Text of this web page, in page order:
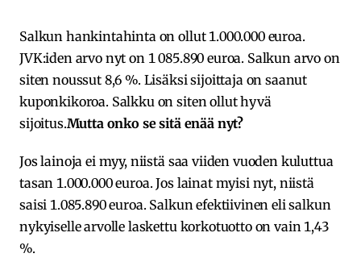
Salkun hankintahinta on ollut 1.000.000 euroa.
JVK:iden arvo nyt on 1 085.890 euroa. Salkun arvo on
siten noussut 8,6 %. Lisäksi sijoittaja on saanut
kuponkikoroa. Salkku on siten ollut hyvä
sijoitus.Mutta onko se sitä enää nyt?
Jos lainoja ei myy, niistä saa viiden vuoden kuluttua
tasan 1.000.000 euroa. Jos lainat myisi nyt, niistä
saisi 1.085.890 euroa. Salkun efektiivinen eli salkun
nykyiselle arvolle laskettu korkotuotto on vain 1,43
%.